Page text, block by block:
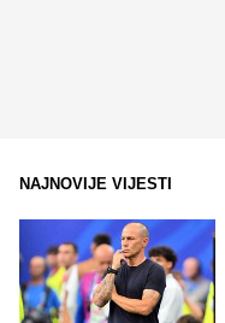
NAJNOVIJE VIJESTI